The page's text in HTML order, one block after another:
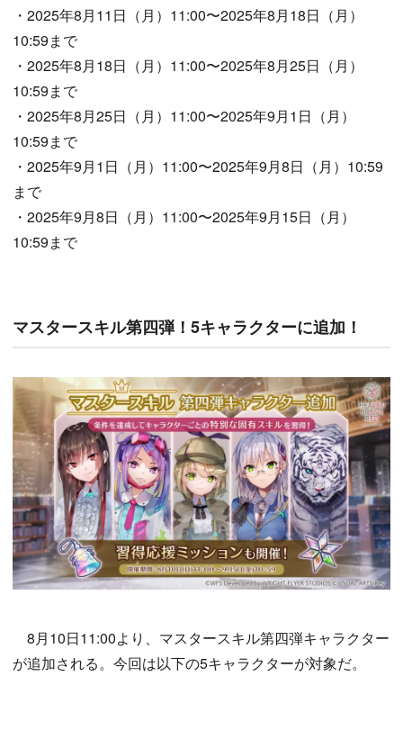
・2025年8月11日（月）11:00〜2025年8月18日（月）
10:59まで
・2025年8月18日（月）11:00〜2025年8月25日（月）
10:59まで
・2025年8月25日（月）11:00〜2025年9月1日（月）
10:59まで
・2025年9月1日（月）11:00〜2025年9月8日（月）10:59
まで
・2025年9月8日（月）11:00〜2025年9月15日（月）
10:59まで
マスタースキル第四弾！5キャラクターに追加！
8月10日11:00より、マスタースキル第四弾キャラクター
が追加される。今回は以下の5キャラクターが対象だ。